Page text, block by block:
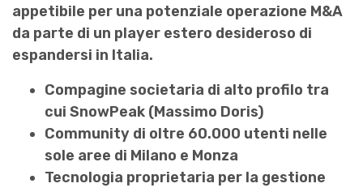
appetibile per una potenziale operazione M&A
da parte di un player estero desideroso di
espandersi in Italia.
Compagine societaria di alto profilo tra
cui SnowPeak (Massimo Doris)
Community di oltre 60.000 utenti nelle
sole aree di Milano e Monza
Tecnologia proprietaria per la gestione